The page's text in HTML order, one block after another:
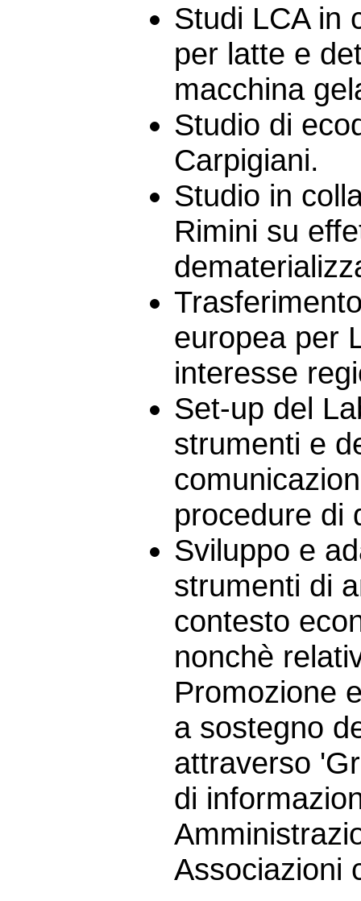
Studi LCA in
per latte e
macchina
Studio di
Carpigiani.
Studio in
Rimini su
europea per
interesse
Set-up del
strumenti e
procedure di
Sviluppo e
strumenti di
contesto
nonchè
Promozione
a sostegno
attraverso
di
Associazioni